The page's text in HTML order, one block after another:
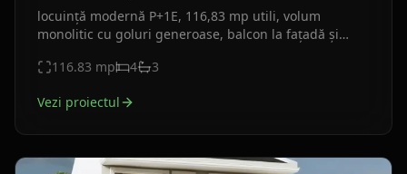
locuință modernă P+1E, 116,83 mp utili, volum
monolitic cu goluri generoase, balcon la fațadă și
116.83 mp 4 3
Vezi proiectul